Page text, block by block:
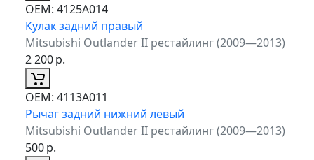
ОЕМ: 4125A014
Кулак задний правый
Mitsubishi Outlander II рестайлинг (2009—2013)
2 200р.
ОЕМ: 4113A011
Рычаг задний нижний левый
Mitsubishi Outlander II рестайлинг (2009—2013)
500р.